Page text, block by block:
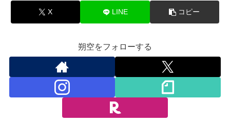
X LINE コピー
朔空をフォローする